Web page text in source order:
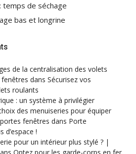
temps de séchage
bas et longrine
de la centralisation des volets
dans Sécurisez vos
roulants
: un système à privilégier
des menuiseries pour équiper
fenêtres dans Porte
d’espace !
pour un intérieur plus stylé ? |